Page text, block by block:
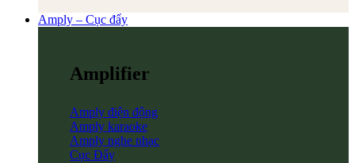
Amply – Cục đẩy
Amplifier
Amply điện động
Amply karaoke
Amply nghe nhạc
Cục Đẩy